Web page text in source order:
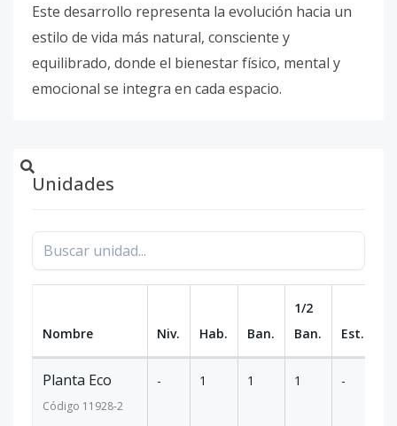
Este desarrollo representa la evolución hacia un
estilo de vida más natural, consciente y
equilibrado, donde el bienestar físico, mental y
emocional se integra en cada espacio.
Unidades
Nombre Niv. Hab. Ban.
1/2
Ban.
Est.
Planta Eco
Código 11928-2
- 1 1 1 -